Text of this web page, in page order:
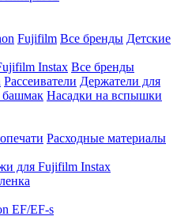
Fujifilm Все бренды Детские
Instax Все бренды
Рассеиватели Держатели для
башмак Насадки на вспышки
Расходные материалы
для Fujifilm Instax
EF/EF-s